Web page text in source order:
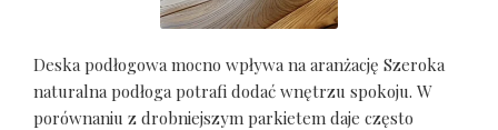
Deska podłogowa mocno wpływa na aranżację Szeroka
naturalna podłoga potrafi dodać wnętrzu spokoju. W
porównaniu z drobniejszym parkietem daje często